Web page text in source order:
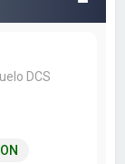
DCS